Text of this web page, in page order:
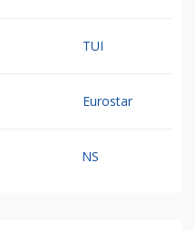
TUI
Eurostar
NS